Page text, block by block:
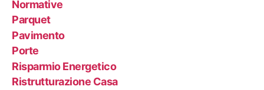
Normative
Parquet
Pavimento
Porte
Risparmio Energetico
Ristrutturazione Casa